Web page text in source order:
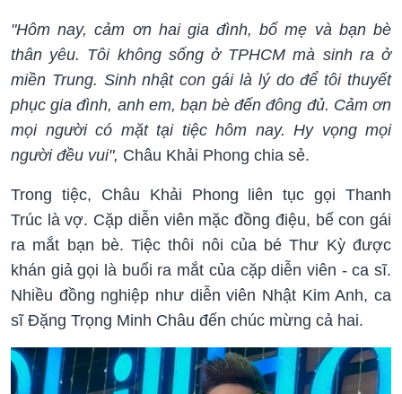
"Hôm nay, cảm ơn hai gia đình, bố mẹ và bạn bè
thân yêu. Tôi không sống ở TPHCM mà sinh ra ở
miền Trung. Sinh nhật con gái là lý do để tôi thuyết
phục gia đình, anh em, bạn bè đến đông đủ. Cảm ơn
mọi người có mặt tại tiệc hôm nay. Hy vọng mọi
người đều vui", Châu Khải Phong chia sẻ.
Trong tiệc, Châu Khải Phong liên tục gọi Thanh
Trúc là vợ. Cặp diễn viên mặc đồng điệu, bế con gái
ra mắt bạn bè. Tiệc thôi nôi của bé Thư Kỳ được
khán giả gọi là buổi ra mắt của cặp diễn viên - ca sĩ.
Nhiều đồng nghiệp như diễn viên Nhật Kim Anh, ca
sĩ Đặng Trọng Minh Châu đến chúc mừng cả hai.